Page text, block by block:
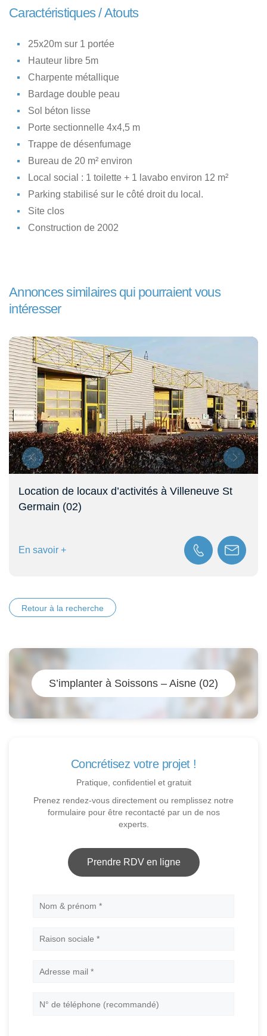
Caractéristiques / Atouts
25x20m sur 1 portée
Hauteur libre 5m
Charpente métallique
Bardage double peau
Sol béton lisse
Porte sectionnelle 4x4,5 m
Trappe de désenfumage
Bureau de 20 m² environ
Local social : 1 toilette + 1 lavabo environ 12 m²
Parking stabilisé sur le côté droit du local.
Site clos
Construction de 2002
Annonces similaires qui pourraient vous
intéresser
Location de locaux d’activités à Villeneuve St
Germain (02)
En savoir +
Retour à la recherche
S’implanter à Soissons – Aisne (02)
Concrétisez votre projet !
Pratique, confidentiel et gratuit
Prenez rendez-vous directement ou remplissez notre
formulaire pour être recontacté par un de nos
experts.
Prendre RDV en ligne
Nom